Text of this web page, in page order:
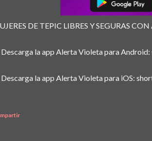
DE TEPIC LIBRES Y SEGURAS
la app Alerta Violeta para
la app Alerta Violeta para iOS: